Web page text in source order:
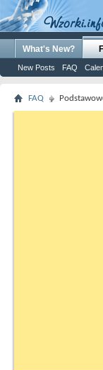
What's New?
New Posts FAQ
FAQ